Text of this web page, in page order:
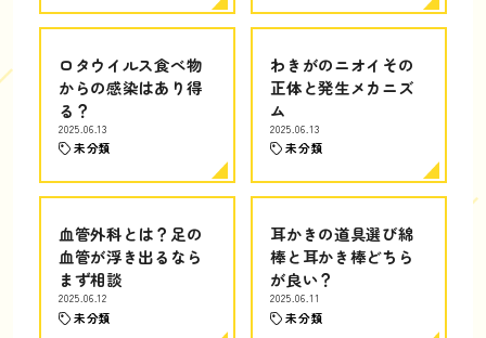
ロタウイルス食べ物
からの感染はあり得
る？
2025.06.13
未分類
わきがのニオイその
正体と発生メカニズ
ム
2025.06.13
未分類
血管外科とは？足の
血管が浮き出るなら
まず相談
2025.06.12
未分類
耳かきの道具選び綿
棒と耳かき棒どちら
が良い？
2025.06.11
未分類